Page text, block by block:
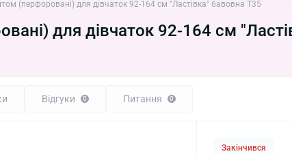
(перфоровані) для дівчаток 92-164 см "Ластівка" бавовна T35
для дівчаток 92-164 см
Відгуки 0 Питання 0
Закінчився